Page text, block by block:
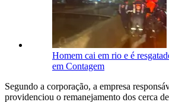
Homem cai em rio e é
em Contagem
Segundo a corporação, a empresa
providenciou o remanejamento dos cerca